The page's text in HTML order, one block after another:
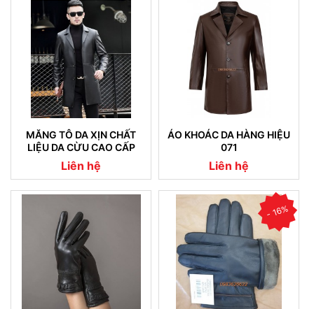
MĂNG TÔ DA XỊN CHẤT
LIỆU DA CỪU CAO CẤP
NHẬP KHẨU (07)
Liên hệ
ÁO KHOÁC DA HÀNG HIỆU
071
Liên hệ
- 16%